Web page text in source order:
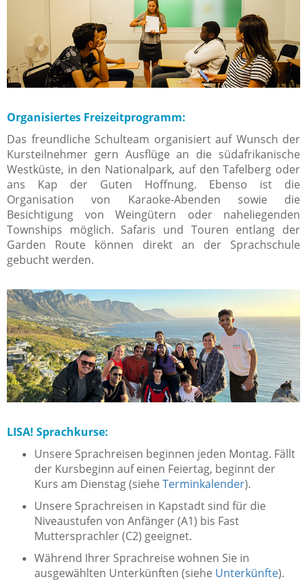
Organisiertes Freizeitprogramm:
Das freundliche Schulteam organisiert auf Wunsch der
Kursteilnehmer gern Ausflüge an die südafrikanische
Westküste, in den Nationalpark, auf den Tafelberg oder
ans Kap der Guten Hoffnung. Ebenso ist die
Organisation von Karaoke-Abenden sowie die
Besichtigung von Weingütern oder naheliegenden
Townships möglich. Safaris und Touren entlang der
Garden Route können direkt an der Sprachschule
gebucht werden.
LISA! Sprachkurse:
Unsere Sprachreisen beginnen jeden Montag. Fällt
der Kursbeginn auf einen Feiertag, beginnt der
Kurs am Dienstag (siehe Terminkalender).
Unsere Sprachreisen in Kapstadt sind für die
Niveaustufen von Anfänger (A1) bis Fast
Muttersprachler (C2) geeignet.
Während Ihrer Sprachreise wohnen Sie in
ausgewählten Unterkünften (siehe Unterkünfte).